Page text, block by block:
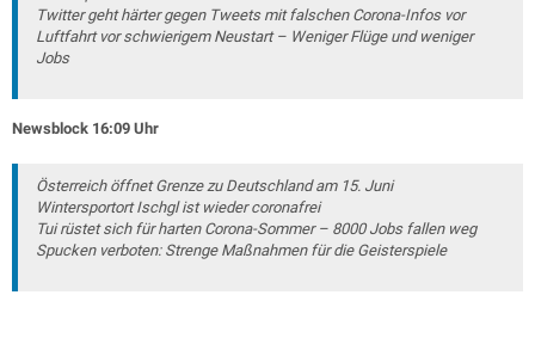
Twitter geht härter gegen Tweets mit falschen Corona-Infos vor
Luftfahrt vor schwierigem Neustart – Weniger Flüge und weniger
Jobs
Newsblock 16:09 Uhr
Österreich öffnet Grenze zu Deutschland am 15. Juni
Wintersportort Ischgl ist wieder coronafrei
Tui rüstet sich für harten Corona-Sommer – 8000 Jobs fallen weg
Spucken verboten: Strenge Maßnahmen für die Geisterspiele